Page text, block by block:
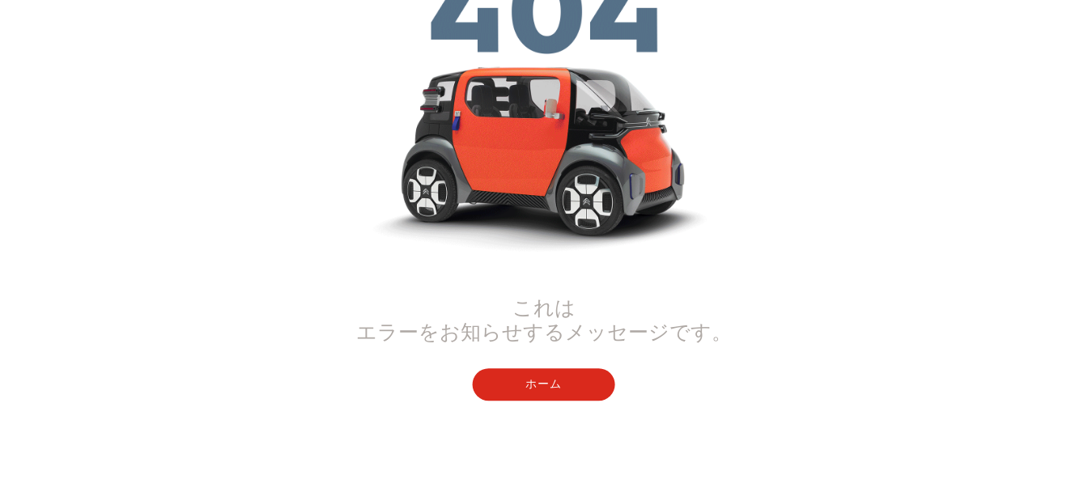
これは
エラーをお知らせするメッセージです。
ホーム